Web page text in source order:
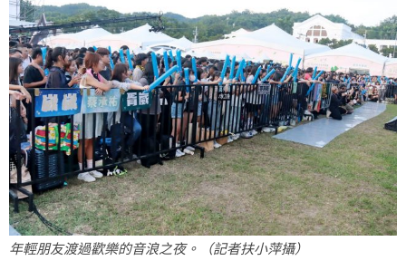
年輕朋友渡過歡樂的音浪之夜。（記者扶小萍攝）